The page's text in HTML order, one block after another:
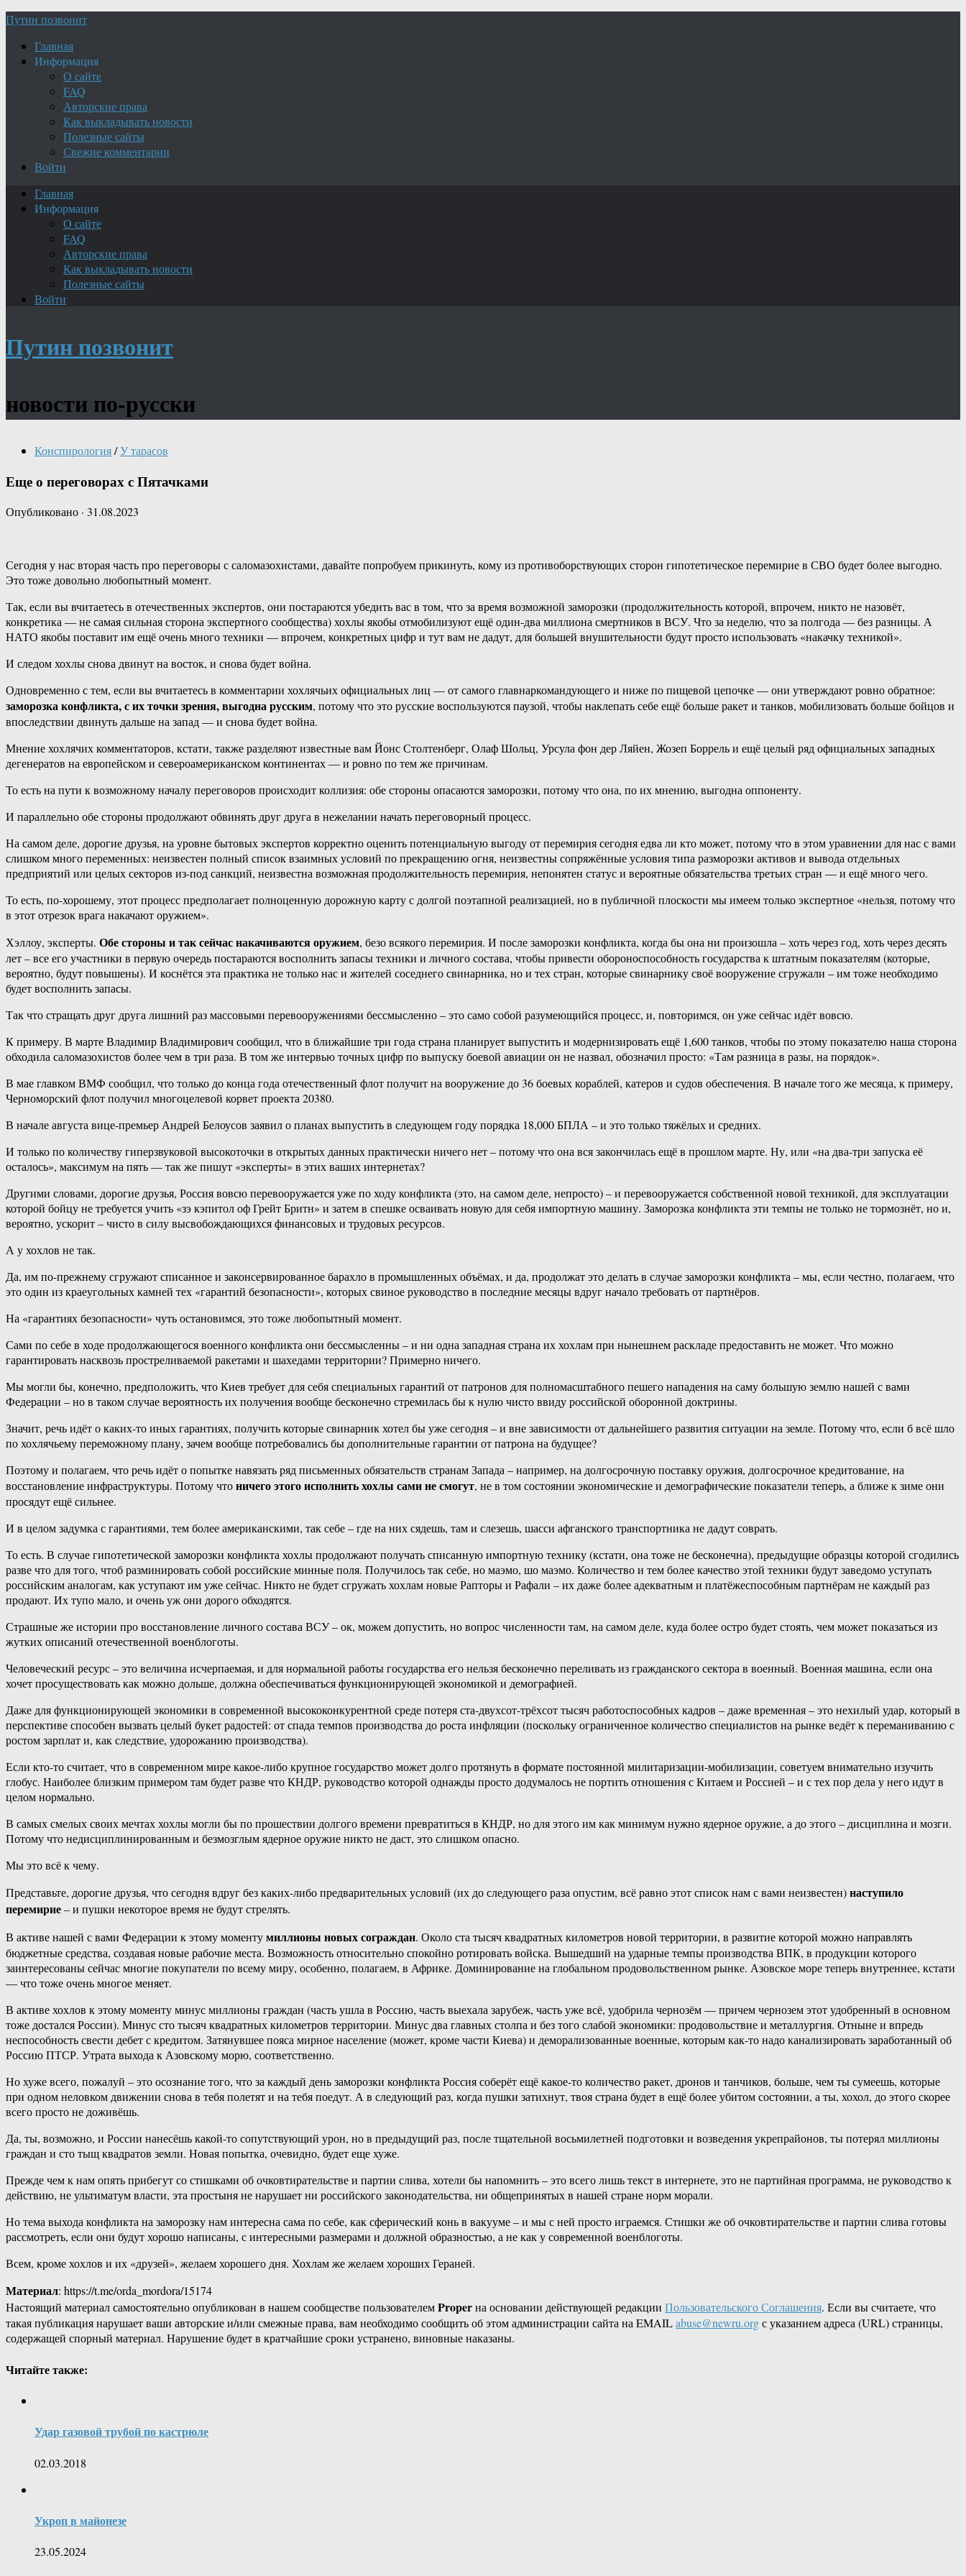
Путин позвонит
Главная
Информация
О сайте
FAQ
Авторские права
Как выкладывать новости
Полезные сайты
Свежие комментарии
Войти
Главная
Информация
О сайте
FAQ
Авторские права
Как выкладывать новости
Полезные сайты
Войти
Путин позвонит
новости по-русски
Конспирология/У тарасов
Еще о переговорах с Пятачками
Опубликовано · 31.08.2023
Сегодня у нас вторая часть про переговоры с саломазохистами, давайте попробуем прикинуть, кому из противоборствующих сторон гипотетическое перемирие в СВО будет более выгодно.
Это тоже довольно любопытный момент.
Так, если вы вчитаетесь в отечественных экспертов, они постараются убедить вас в том, что за время возможной заморозки (продолжительность которой, впрочем, никто не назовёт,
конкретика — не самая сильная сторона экспертного сообщества) хохлы якобы отмобилизуют ещё один-два миллиона смертников в ВСУ. Что за неделю, что за полгода — без разницы. А
НАТО якобы поставит им ещё очень много техники — впрочем, конкретных цифр и тут вам не дадут, для большей внушительности будут просто использовать «накачку техникой».
И следом хохлы снова двинут на восток, и снова будет война.
Одновременно с тем, если вы вчитаетесь в комментарии хохлячьих официальных лиц — от самого главнаркомандующего и ниже по пищевой цепочке — они утверждают ровно обратное:
заморозка конфликта, с их точки зрения, выгодна русским, потому что это русские воспользуются паузой, чтобы наклепать себе ещё больше ракет и танков, мобилизовать больше бойцов и
впоследствии двинуть дальше на запад — и снова будет война.
Мнение хохлячих комментаторов, кстати, также разделяют известные вам Йонс Столтенберг, Олаф Шольц, Урсула фон дер Ляйен, Жозеп Боррель и ещё целый ряд официальных западных
дегенератов на европейском и североамериканском континентах — и ровно по тем же причинам.
То есть на пути к возможному началу переговоров происходит коллизия: обе стороны опасаются заморозки, потому что она, по их мнению, выгодна оппоненту.
И параллельно обе стороны продолжают обвинять друг друга в нежелании начать переговорный процесс.
На самом деле, дорогие друзья, на уровне бытовых экспертов корректно оценить потенциальную выгоду от перемирия сегодня едва ли кто может, потому что в этом уравнении для нас с вами
слишком много переменных: неизвестен полный список взаимных условий по прекращению огня, неизвестны сопряжённые условия типа разморозки активов и вывода отдельных
предприятий или целых секторов из-под санкций, неизвестна возможная продолжительность перемирия, непонятен статус и вероятные обязательства третьих стран — и ещё много чего.
То есть, по-хорошему, этот процесс предполагает полноценную дорожную карту с долгой поэтапной реализацией, но в публичной плоскости мы имеем только экспертное «нельзя, потому что
в этот отрезок врага накачают оружием».
Хэллоу, эксперты. Обе стороны и так сейчас накачиваются оружием, безо всякого перемирия. И после заморозки конфликта, когда бы она ни произошла – хоть через год, хоть через десять
лет – все его участники в первую очередь постараются восполнить запасы техники и личного состава, чтобы привести обороноспособность государства к штатным показателям (которые,
вероятно, будут повышены). И коснётся эта практика не только нас и жителей соседнего свинарника, но и тех стран, которые свинарнику своё вооружение сгружали – им тоже необходимо
будет восполнить запасы.
Так что стращать друг друга лишний раз массовыми перевооружениями бессмысленно – это само собой разумеющийся процесс, и, повторимся, он уже сейчас идёт вовсю.
К примеру. В марте Владимир Владимирович сообщил, что в ближайшие три года страна планирует выпустить и модернизировать ещё 1,600 танков, чтобы по этому показателю наша сторона
обходила саломазохистов более чем в три раза. В том же интервью точных цифр по выпуску боевой авиации он не назвал, обозначил просто: «Там разница в разы, на порядок».
В мае главком ВМФ сообщил, что только до конца года отечественный флот получит на вооружение до 36 боевых кораблей, катеров и судов обеспечения. В начале того же месяца, к примеру,
Черноморский флот получил многоцелевой корвет проекта 20380.
В начале августа вице-премьер Андрей Белоусов заявил о планах выпустить в следующем году порядка 18,000 БПЛА – и это только тяжёлых и средних.
И только по количеству гиперзвуковой высокоточки в открытых данных практически ничего нет – потому что она вся закончилась ещё в прошлом марте. Ну, или «на два-три запуска её
осталось», максимум на пять — так же пишут «эксперты» в этих ваших интернетах?
Другими словами, дорогие друзья, Россия вовсю перевооружается уже по ходу конфликта (это, на самом деле, непросто) – и перевооружается собственной новой техникой, для эксплуатации
которой бойцу не требуется учить «зэ кэпитол оф Грейт Бритн» и затем в спешке осваивать новую для себя импортную машину. Заморозка конфликта эти темпы не только не тормознёт, но и,
вероятно, ускорит – чисто в силу высвобождающихся финансовых и трудовых ресурсов.
А у хохлов не так.
Да, им по-прежнему сгружают списанное и законсервированное барахло в промышленных объёмах, и да, продолжат это делать в случае заморозки конфликта – мы, если честно, полагаем, что
это один из краеугольных камней тех «гарантий безопасности», которых свиное руководство в последние месяцы вдруг начало требовать от партнёров.
На «гарантиях безопасности» чуть остановимся, это тоже любопытный момент.
Сами по себе в ходе продолжающегося военного конфликта они бессмысленны – и ни одна западная страна их хохлам при нынешнем раскладе предоставить не может. Что можно
гарантировать насквозь простреливаемой ракетами и шахедами территории? Примерно ничего.
Мы могли бы, конечно, предположить, что Киев требует для себя специальных гарантий от патронов для полномасштабного пешего нападения на саму большую землю нашей с вами
Федерации – но в таком случае вероятность их получения вообще бесконечно стремилась бы к нулю чисто ввиду российской оборонной доктрины.
Значит, речь идёт о каких-то иных гарантиях, получить которые свинарник хотел бы уже сегодня – и вне зависимости от дальнейшего развития ситуации на земле. Потому что, если б всё шло
по хохлячьему переможному плану, зачем вообще потребовались бы дополнительные гарантии от патрона на будущее?
Поэтому и полагаем, что речь идёт о попытке навязать ряд письменных обязательств странам Запада – например, на долгосрочную поставку оружия, долгосрочное кредитование, на
восстановление инфраструктуры. Потому чтоничего этого исполнить хохлы сами не смогут, не в том состоянии экономические и демографические показатели теперь, а ближе к зиме они
просядут ещё сильнее.
И в целом задумка с гарантиями, тем более американскими, так себе – где на них сядешь, там и слезешь, шасси афганского транспортника не дадут соврать.
То есть. В случае гипотетической заморозки конфликта хохлы продолжают получать списанную импортную технику (кстати, она тоже не бесконечна), предыдущие образцы которой сгодились
разве что для того, чтоб разминировать собой российские минные поля. Получилось так себе, но маэмо, шо маэмо. Количество и тем более качество этой техники будут заведомо уступать
российским аналогам, как уступают им уже сейчас. Никто не будет сгружать хохлам новые Рапторы и Рафали – их даже более адекватным и платёжеспособным партнёрам не каждый раз
продают. Их тупо мало, и очень уж они дорого обходятся.
Страшные же истории про восстановление личного состава ВСУ – ок, можем допустить, но вопрос численности там, на самом деле, куда более остро будет стоять, чем может показаться из
жутких описаний отечественной военблоготы.
Человеческий ресурс – это величина исчерпаемая, и для нормальной работы государства его нельзя бесконечно переливать из гражданского сектора в военный. Военная машина, если она
хочет просуществовать как можно дольше, должна обеспечиваться функционирующей экономикой и демографией.
Даже для функционирующей экономики в современной высококонкурентной среде потеря ста-двухсот-трёхсот тысяч работоспособных кадров – даже временная – это нехилый удар, который в
перспективе способен вызвать целый букет радостей: от спада темпов производства до роста инфляции (поскольку ограниченное количество специалистов на рынке ведёт к переманиванию с
ростом зарплат и, как следствие, удорожанию производства).
Если кто-то считает, что в современном мире какое-либо крупное государство может долго протянуть в формате постоянной милитаризации-мобилизации, советуем внимательно изучить
глобус. Наиболее близким примером там будет разве что КНДР, руководство которой однажды просто додумалось не портить отношения с Китаем и Россией – и с тех пор дела у него идут в
целом нормально.
В самых смелых своих мечтах хохлы могли бы по прошествии долгого времени превратиться в КНДР, но для этого им как минимум нужно ядерное оружие, а до этого – дисциплина и мозги.
Потому что недисциплинированным и безмозглым ядерное оружие никто не даст, это слишком опасно.
Мы это всё к чему.
Представьте, дорогие друзья, что сегодня вдруг без каких-либо предварительных условий (их до следующего раза опустим, всё равно этот список нам с вами неизвестен)наступило
перемирие– и пушки некоторое время не будут стрелять.
В активе нашей с вами Федерации к этому моментумиллионы новых сограждан. Около ста тысяч квадратных километров новой территории, в развитие которой можно направлять
бюджетные средства, создавая новые рабочие места. Возможность относительно спокойно ротировать войска. Вышедший на ударные темпы производства ВПК, в продукции которого
заинтересованы сейчас многие покупатели по всему миру, особенно, полагаем, в Африке. Доминирование на глобальном продовольственном рынке. Азовское море теперь внутреннее, кстати
— что тоже очень многое меняет.
В активе хохлов к этому моменту минус миллионы граждан (часть ушла в Россию, часть выехала зарубеж, часть уже всё, удобрила чернозём — причем чернозем этот удобренный в основном
тоже достался России). Минус сто тысяч квадратных километров территории. Минус два главных столпа и без того слабой экономики: продовольствие и металлургия. Отныне и впредь
неспособность свести дебет с кредитом. Затянувшее пояса мирное население (может, кроме части Киева) и деморализованные военные, которым как-то надо канализировать заработанный об
Россию ПТСР. Утрата выхода к Азовскому морю, соответственно.
Но хуже всего, пожалуй – это осознание того, что за каждый день заморозки конфликта Россия соберёт ещё какое-то количество ракет, дронов и танчиков, больше, чем ты сумеешь, которые
при одном неловком движении снова в тебя полетят и на тебя поедут. А в следующий раз, когда пушки затихнут, твоя страна будет в ещё более убитом состоянии, а ты, хохол, до этого скорее
всего просто не доживёшь.
Да, ты, возможно, и России нанесёшь какой-то сопутствующий урон, но в предыдущий раз, после тщательной восьмилетней подготовки и возведения укрепрайонов, ты потерял миллионы
граждан и сто тыщ квадратов земли. Новая попытка, очевидно, будет еще хуже.
Прежде чем к нам опять прибегут со стишками об очковтирательстве и партии слива, хотели бы напомнить – это всего лишь текст в интернете, это не партийная программа, не руководство к
действию, не ультиматум власти, эта простыня не нарушает ни российского законодательства, ни общепринятых в нашей стране норм морали.
Но тема выхода конфликта на заморозку нам интересна сама по себе, как сферический конь в вакууме – и мы с ней просто играемся. Стишки же об очковтирательстве и партии слива готовы
рассмотреть, если они будут хорошо написаны, с интересными размерами и должной образностью, а не как у современной военблоготы.
Всем, кроме хохлов и их «друзей», желаем хорошего дня. Хохлам же желаем хороших Гераней.
Материал: https://t.me/orda_mordora/15174
Настоящий материал самостоятельно опубликован в нашем сообществе пользователемProperна основании действующей редакции Пользовательского Соглашения. Если вы считаете, что
такая публикация нарушает ваши авторские и/или смежные права, вам необходимо сообщить об этом администрации сайта на EMAILabuse@newru.orgс указанием адреса (URL) страницы,
содержащей спорный материал. Нарушение будет в кратчайшие сроки устранено, виновные наказаны.
Читайте также:
Удар газовой трубой по кастрюле
02.03.2018
Укроп в майонезе
23.05.2024